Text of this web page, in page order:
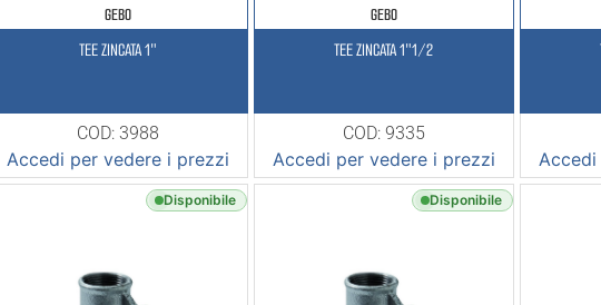
GEBO
TEE ZINCATA 1″
COD: 3988
Accedi per vedere i prezzi
GEBO
TEE ZINCATA 1″1/2
COD: 9335
Accedi per vedere i prezzi
Disponibile Disponibile